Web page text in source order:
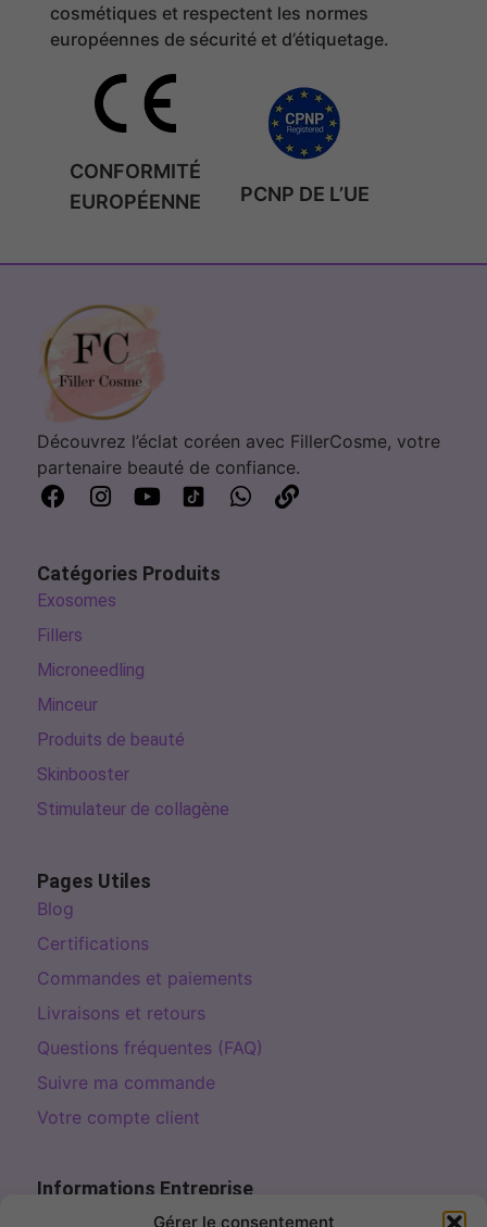
Gérer le consentement
cosmétiques et respectent les normes
européennes de sécurité et d’étiquetage.
CONFORMITÉ
EUROPÉENNE
PCNP DE L’UE
Découvrez l’éclat coréen avec FillerCosme, votre
partenaire beauté de confiance.
Catégories Produits
Exosomes
Fillers
Microneedling
Minceur
Produits de beauté
Skinbooster
Stimulateur de collagène
Pages Utiles
Blog
Certifications
Commandes et paiements
Livraisons et retours
Questions fréquentes (FAQ)
Suivre ma commande
Votre compte client
Informations Entreprise
Page de contact